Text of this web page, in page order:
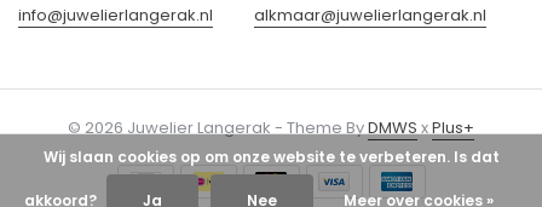
info@juwelierlangerak.nl
alkmaar@juwelierlangerak.nl
© 2026 Juwelier Langerak - Theme ByDMWSxPlus+
Wij slaan cookies op om onze website te verbeteren. Is dat
akkoord? Ja Nee Meer over cookies »